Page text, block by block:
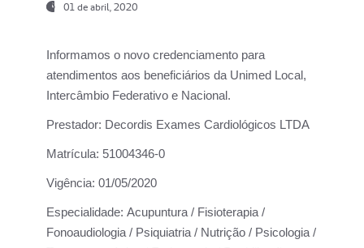
01 de abril, 2020
Informamos o novo credenciamento para
atendimentos aos beneficiários da Unimed Local,
Intercâmbio Federativo e Nacional.
Prestador: Decordis Exames Cardiológicos LTDA
Matrícula: 51004346-0
Vigência: 01/05/2020
Especialidade: Acupuntura / Fisioterapia /
Fonoaudiologia / Psiquiatria / Nutrição / Psicologia /